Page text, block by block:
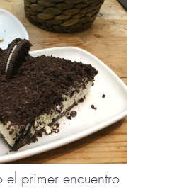
el primer encuentro